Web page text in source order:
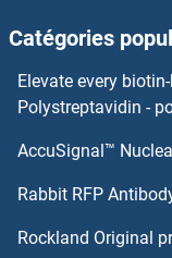
SLC1A3 Kits ELISA
SLC29A1 Kits ELISA
Catégories
Elevate every
Polystreptavidin -
AccuSignal™
Rabbit RFP
Rockland Original